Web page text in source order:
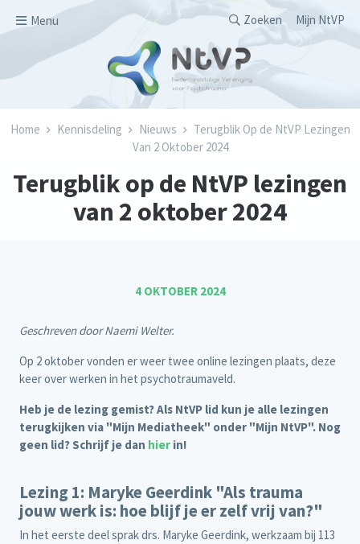
Menu
Secondary
Zoeken Mijn NtVP
Kruimelpad
Home Kennisdeling Nieuws
Terugblik Op de NtVP Lezingen
Van 2 Oktober 2024
Terugblik op de NtVP lezingen
van 2 oktober 2024
4 OKTOBER 2024
Geschreven door Naemi Welter.
Op 2 oktober vonden er weer twee online lezingen plaats, deze
keer over werken in het psychotraumaveld.
Heb je de lezing gemist? Als NtVP lid kun je alle lezingen
terugkijken via "Mijn Mediatheek" onder "Mijn NtVP". Nog
geen lid? Schrijf je dan hier in!
Lezing 1: Maryke Geerdink "Als trauma
jouw werk is: hoe blijf je er zelf vrij van?"
In het eerste deel sprak drs. Maryke Geerdink, werkzaam bij 113